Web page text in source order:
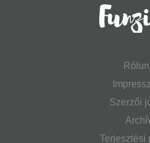
Szerzői
Terjesztési